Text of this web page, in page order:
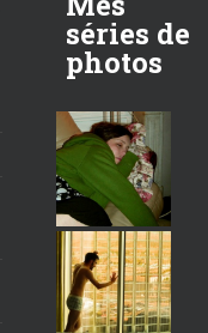
séries de
photos